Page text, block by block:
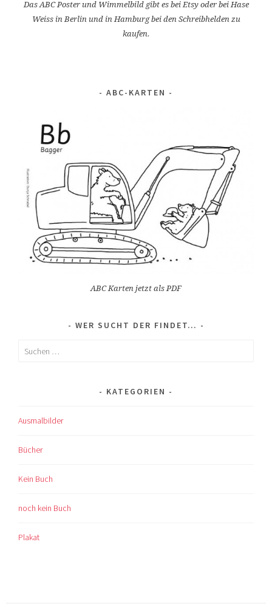
Das ABC Poster und Wimmelbild gibt es bei Etsy oder bei Hase
Weiss in Berlin und in Hamburg bei den Schreibhelden zu
kaufen.
ABC-KARTEN
ABC Karten jetzt als PDF
WER SUCHT DER FINDET…
Suchen
KATEGORIEN
Ausmalbilder
Bücher
Kein Buch
noch kein Buch
Plakat